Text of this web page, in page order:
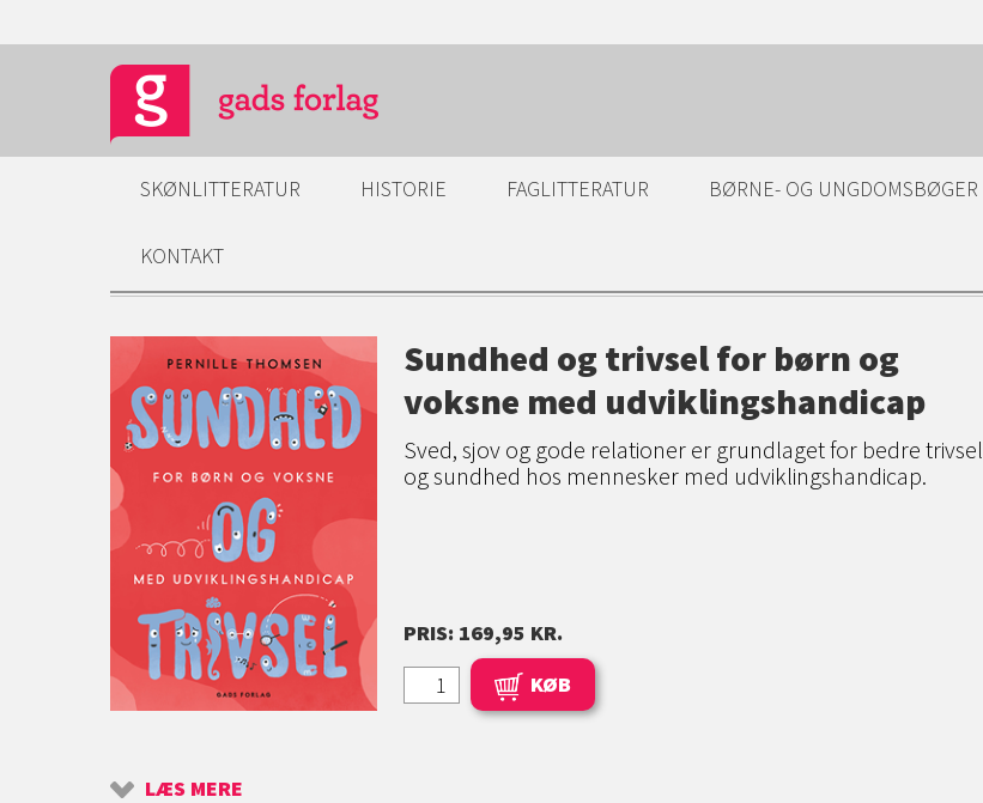
SKØNLITTERATUR HISTORIE FAGLITTERATUR BØRNE- OG UNGDOMSBØGER
KONTAKT
Sundhed og trivsel for børn og
voksne med udviklingshandicap
Sved, sjov og gode relationer er grundlaget for bedre trivsel
og sundhed hos mennesker med udviklingshandicap.
PRIS: 169,95 KR.
KØB
LÆS MERE